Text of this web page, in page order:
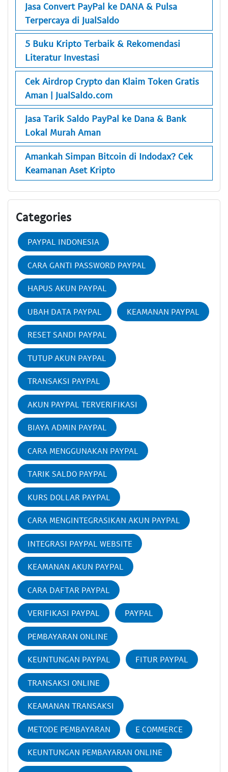
Jasa Convert PayPal ke DANA & Pulsa
Terpercaya di JualSaldo
5 Buku Kripto Terbaik & Rekomendasi
Literatur Investasi
Cek Airdrop Crypto dan Klaim Token Gratis
Aman | JualSaldo.com
Jasa Tarik Saldo PayPal ke Dana & Bank
Lokal Murah Aman
Amankah Simpan Bitcoin di Indodax? Cek
Keamanan Aset Kripto
Categories
PAYPAL INDONESIA
CARA GANTI PASSWORD PAYPAL
HAPUS AKUN PAYPAL
UBAH DATA PAYPAL KEAMANAN PAYPAL
RESET SANDI PAYPAL
TUTUP AKUN PAYPAL
TRANSAKSI PAYPAL
AKUN PAYPAL TERVERIFIKASI
BIAYA ADMIN PAYPAL
CARA MENGGUNAKAN PAYPAL
TARIK SALDO PAYPAL
KURS DOLLAR PAYPAL
CARA MENGINTEGRASIKAN AKUN PAYPAL
INTEGRASI PAYPAL WEBSITE
KEAMANAN AKUN PAYPAL
CARA DAFTAR PAYPAL
VERIFIKASI PAYPAL PAYPAL
PEMBAYARAN ONLINE
KEUNTUNGAN PAYPAL FITUR PAYPAL
TRANSAKSI ONLINE
KEAMANAN TRANSAKSI
METODE PEMBAYARAN E COMMERCE
KEUNTUNGAN PEMBAYARAN ONLINE